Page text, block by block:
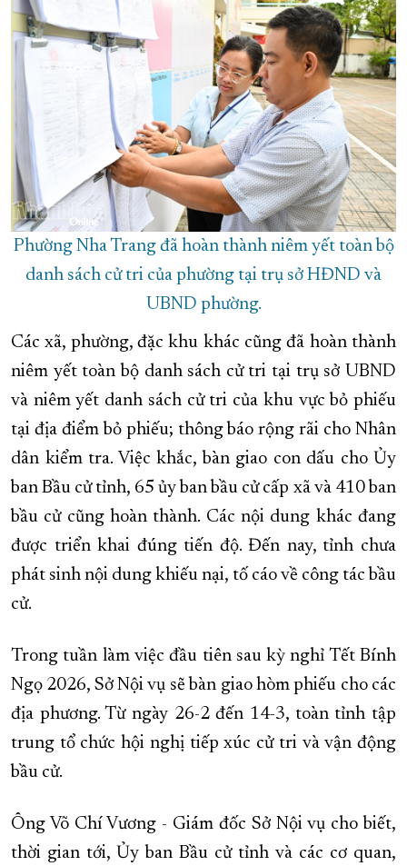
Phường Nha Trang đã hoàn thành niêm yết toàn bộ
danh sách cử tri của phường tại trụ sở HĐND và
UBND phường.
Các xã, phường, đặc khu khác cũng đã hoàn thành
niêm yết toàn bộ danh sách cử tri tại trụ sở UBND
và niêm yết danh sách cử tri của khu vực bỏ phiếu
tại địa điểm bỏ phiếu; thông báo rộng rãi cho Nhân
dân kiểm tra. Việc khắc, bàn giao con dấu cho Ủy
ban Bầu cử tỉnh, 65 ủy ban bầu cử cấp xã và 410 ban
bầu cử cũng hoàn thành. Các nội dung khác đang
được triển khai đúng tiến độ. Đến nay, tỉnh chưa
phát sinh nội dung khiếu nại, tố cáo về công tác bầu
cử.
Trong tuần làm việc đầu tiên sau kỳ nghỉ Tết Bính
Ngọ 2026, Sở Nội vụ sẽ bàn giao hòm phiếu cho các
địa phương. Từ ngày 26-2 đến 14-3, toàn tỉnh tập
trung tổ chức hội nghị tiếp xúc cử tri và vận động
bầu cử.
Ông Võ Chí Vương - Giám đốc Sở Nội vụ cho biết,
thời gian tới, Ủy ban Bầu cử tỉnh và các cơ quan,